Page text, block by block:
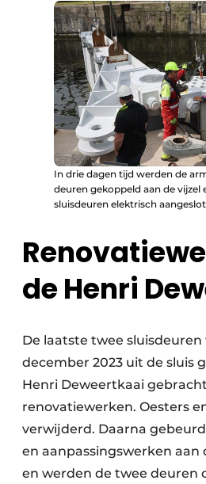
In drie dagen tijd werden de
deuren gekoppeld aan de vijzel
sluisdeuren elektrisch
de Henri
De laatste twee
december 2023 uit de sluis
Henri Deweertkaai
renovatiewerken. Oesters
verwijderd. Daarna
en aanpassingswerken
en werden de twee deuren